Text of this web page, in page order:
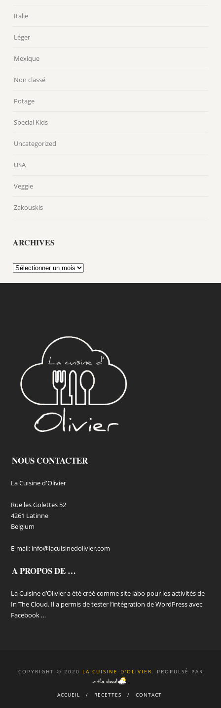
Italie
Léger
Mexique
Non classé
Potage
Special Kids
Uncategorized
USA
Veggie
Zakouskis
ARCHIVES
Archives
NOUS CONTACTER
La Cuisine d'Olivier
Rue les Golettes 52
4261 Latinne
Belgium
E-mail: info@lacuisinedolivier.com
A PROPOS DE …
La Cuisine d’Olivier a été créé comme site labo pour les activités de
In The Cloud. Il a permis de tester l’intégration de WordPress avec
Facebook …
COPYRIGHT © 2020 LA CUISINE D'OLIVIER . PROPULSÉ PAR
.
ACCUEIL
RECETTES CONTACT